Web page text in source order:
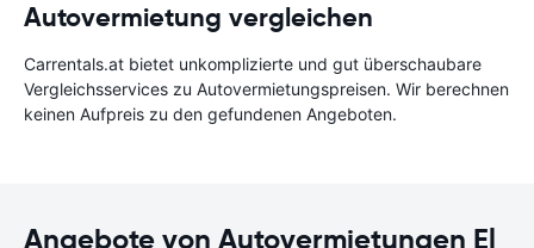
Autovermietung vergleichen
Carrentals.at bietet unkomplizierte und gut überschaubare
Vergleichsservices zu Autovermietungspreisen. Wir berechnen
keinen Aufpreis zu den gefundenen Angeboten.
Angebote von Autovermietungen El